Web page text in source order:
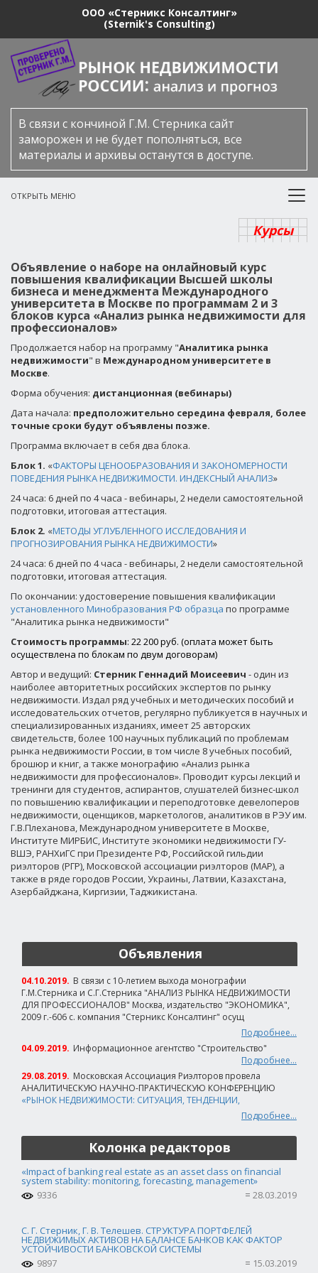
ООО «Стерникс Консалтинг»
(Sternik's Consulting)
В связи с кончиной Г.М. Стерника сайт
заморожен и не будет пополняться, все
материалы и архивы останутся в доступе.
ОТКРЫТЬ МЕНЮ
Курсы
Объявление о наборе на онлайновый курс
повышения квалификации Высшей школы
бизнеса и менеджмента Международного
университета в Москве по программам 2 и 3
блоков курса «Анализ рынка недвижимости для
профессионалов»
Продолжается набор на программу "Аналитика рынка
недвижимости" в Международном университете в
Москве.
Форма обучения: дистанционная (вебинары)
Дата начала: предположительно середина февраля, более
точные сроки будут объявлены позже.
Программа включает в себя два блока.
Блок 1. «ФАКТОРЫ ЦЕНООБРАЗОВАНИЯ И ЗАКОНОМЕРНОСТИ
ПОВЕДЕНИЯ РЫНКА НЕДВИЖИМОСТИ. ИНДЕКСНЫЙ АНАЛИЗ»
24часа: 6 дней по 4 часа - вебинары, 2 недели самостоятельной
подготовки, итоговая аттестация.
Блок 2. «МЕТОДЫ УГЛУБЛЕННОГО ИССЛЕДОВАНИЯ И
ПРОГНОЗИРОВАНИЯ РЫНКА НЕДВИЖИМОСТИ»
24часа: 6 дней по 4 часа - вебинары, 2 недели самостоятельной
подготовки, итоговая аттестация.
По окончании: удостоверение повышения квалификации
установленного Минобразования РФ образца по программе
"Аналитика рынка недвижимости"
Стоимость программы: 22 200 руб. (оплата может быть
осуществлена по блокам по двум договорам)
Автор и ведущий: Стерник Геннадий Моисеевич - один из
наиболее авторитетных российских экспертов по рынку
недвижимости. Издал ряд учебных и методических пособий и
исследовательских отчетов, регулярно публикуется в научных и
специализированных изданиях, имеет 25 авторских
свидетельств, более 100 научных публикаций по проблемам
рынка недвижимости России, в том числе 8 учебных пособий,
брошюр и книг, а также монографию «Анализ рынка
недвижимости для профессионалов». Проводит курсы лекций и
тренинги для студентов, аспирантов, слушателей бизнес-школ
по повышению квалификации и переподготовке девелоперов
недвижимости, оценщиков, маркетологов, аналитиков в РЭУ им.
Г.В.Плеханова, Международном университете в Москве,
Институте МИРБИС, Институте экономики недвижимости ГУ-
ВШЭ, РАНХиГС при Президенте РФ, Российской гильдии
риэлторов (РГР), Московской ассоциации риэлторов (МАР), а
также в ряде городов России, Украины, Латвии, Казахстана,
Азербайджана, Киргизии, Таджикистана.
Объявления
04.10.2019. В связи с 10-летием выхода монографии
Г.М.Стерника и С.Г.Стерника "АНАЛИЗ РЫНКА НЕДВИЖИМОСТИ
ДЛЯ ПРОФЕССИОНАЛОВ" Москва, издательство "ЭКОНОМИКА",
2009 г.-606 с. компания "Стерникс Консалтинг" осущ
Подробнее...
04.09.2019. Информационное агентство "Строительство"
Подробнее...
29.08.2019. Московская Ассоциация Риэлторов провела
АНАЛИТИЧЕСКУЮ НАУЧНО-ПРАКТИЧЕСКУЮ КОНФЕРЕНЦИЮ
«РЫНОК НЕДВИЖИМОСТИ: СИТУАЦИЯ, ТЕНДЕНЦИИ,
Подробнее...
Колонка редакторов
«Impact of banking real estate as an asset class on financial
system stability: monitoring, forecasting, management»
9336
28.03.2019
С. Г. Стерник, Г. В. Телешев. СТРУКТУРА ПОРТФЕЛЕЙ
НЕДВИЖИМЫХ АКТИВОВ НА БАЛАНСЕ БАНКОВ КАК ФАКТОР
УСТОЙЧИВОСТИ БАНКОВСКОЙ СИСТЕМЫ
9897
15.03.2019